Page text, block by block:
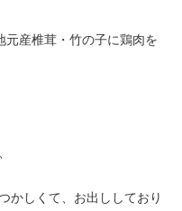
産椎茸・竹の子に鶏肉を
かしくて、お出ししており